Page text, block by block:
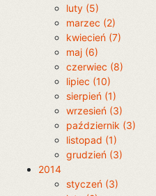
luty (5)
marzec (2)
kwiecień (7)
maj (6)
czerwiec (8)
lipiec (10)
sierpień (1)
wrzesień (3)
październik (3)
listopad (1)
grudzień (3)
2014
styczeń (3)